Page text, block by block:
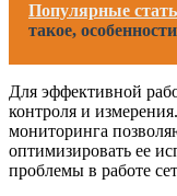
Популярные
такое,
Для эффективной
контроля и
мониторинга
оптимизировать ее
проблемы в работе